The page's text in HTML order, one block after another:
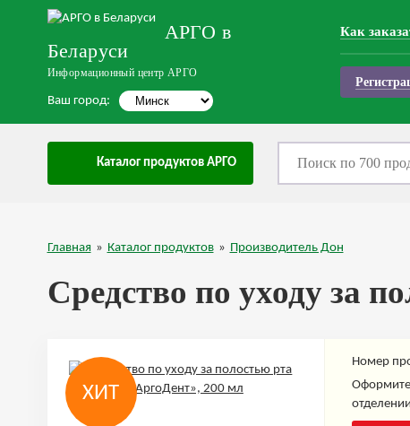
АРГО в
Беларуси
Информационный центр АРГО
Ваш город:
Как
Каталог продуктов АРГО
Главная » Каталог продуктов » Производитель Дон
Средство по уходу за
ХИТ
Номер
Оформите